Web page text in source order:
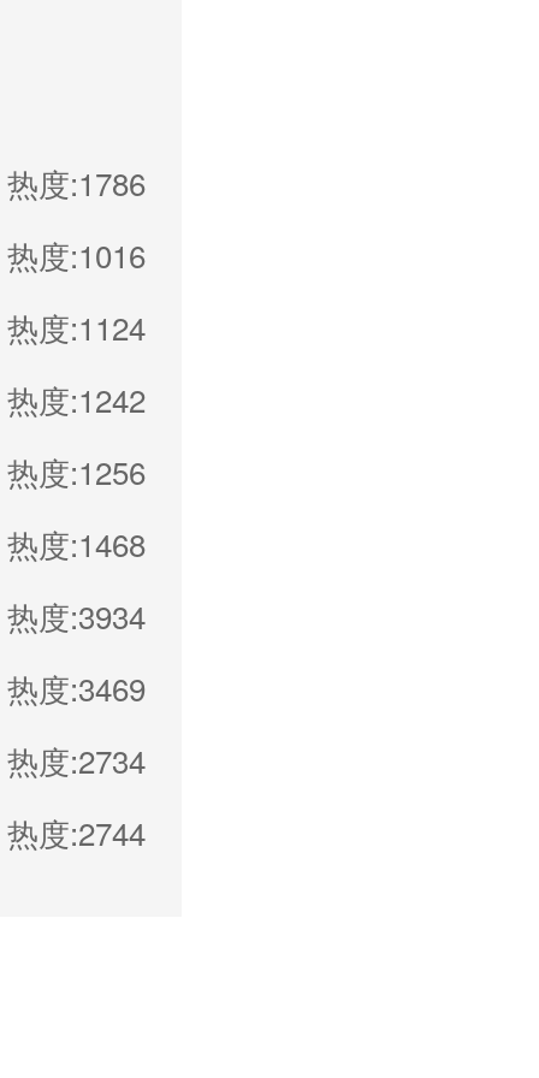
热度:1786
热度:1016
热度:1124
热度:1242
热度:1256
热度:1468
热度:3934
热度:3469
热度:2734
热度:2744